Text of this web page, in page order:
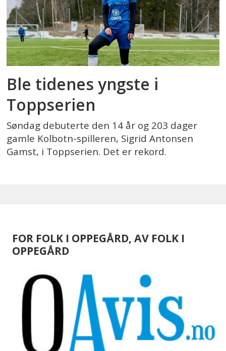
Ble tidenes yngste i
Toppserien
Søndag debuterte den 14 år og 203 dager
gamle Kolbotn-spilleren, Sigrid Antonsen
Gamst, i Toppserien. Det er rekord.
FOR FOLK I OPPEGÅRD, AV FOLK I
OPPEGÅRD